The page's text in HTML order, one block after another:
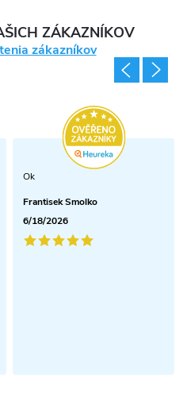
ZÁKAZNÍKOV
zákazníkov
Ok
Frantisek Smolko
6/18/2026